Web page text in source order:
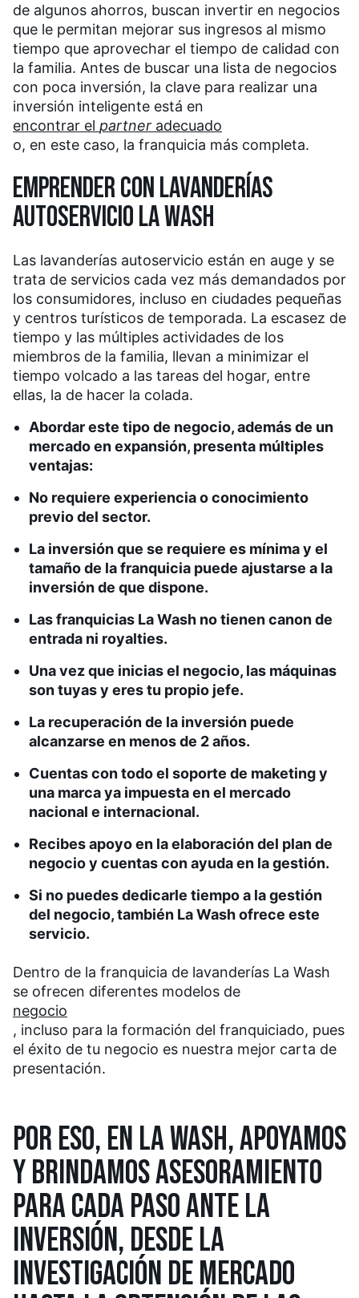
de algunos ahorros, buscan invertir en negocios
que le permitan mejorar sus ingresos al mismo
tiempo que aprovechar el tiempo de calidad con
la familia. Antes de buscar una lista de negocios
con poca inversión, la clave para realizar una
inversión inteligente está en
encontrar el partner adecuado
o, en este caso, la franquicia más completa.
EMPRENDER CON LAVANDERÍAS
AUTOSERVICIO LA WASH
Las lavanderías autoservicio están en auge y se
trata de servicios cada vez más demandados por
los consumidores, incluso en ciudades pequeñas
y centros turísticos de temporada. La escasez de
tiempo y las múltiples actividades de los
miembros de la familia, llevan a minimizar el
tiempo volcado a las tareas del hogar, entre
ellas, la de hacer la colada.
Abordar este tipo de negocio, además de un
mercado en expansión, presenta múltiples
ventajas:
No requiere experiencia o conocimiento
previo del sector.
La inversión que se requiere es mínima y el
tamaño de la franquicia puede ajustarse a la
inversión de que dispone.
Las franquicias La Wash no tienen canon de
entrada ni royalties.
Una vez que inicias el negocio, las máquinas
son tuyas y eres tu propio jefe.
La recuperación de la inversión puede
alcanzarse en menos de 2 años.
Cuentas con todo el soporte de maketing y
una marca ya impuesta en el mercado
nacional e internacional.
Recibes apoyo en la elaboración del plan de
negocio y cuentas con ayuda en la gestión.
Si no puedes dedicarle tiempo a la gestión
del negocio, también La Wash ofrece este
servicio.
Dentro de la franquicia de lavanderías La Wash
se ofrecen diferentes modelos de
negocio
, incluso para la formación del franquiciado, pues
el éxito de tu negocio es nuestra mejor carta de
presentación.
POR ESO, EN LA WASH, APOYAMOS
Y BRINDAMOS ASESORAMIENTO
PARA CADA PASO ANTE LA
INVERSIÓN, DESDE LA
INVESTIGACIÓN DE MERCADO